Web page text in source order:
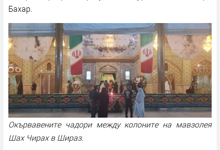
Бахар.
Окървавените чадори между колоните на мавзолея
Шах Чирах в Шираз.